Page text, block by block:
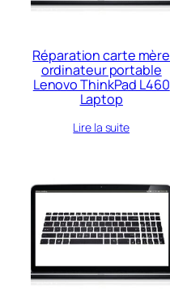
Réparation carte mère
ordinateur portable
Lenovo ThinkPad L460
Laptop
Lire la suite